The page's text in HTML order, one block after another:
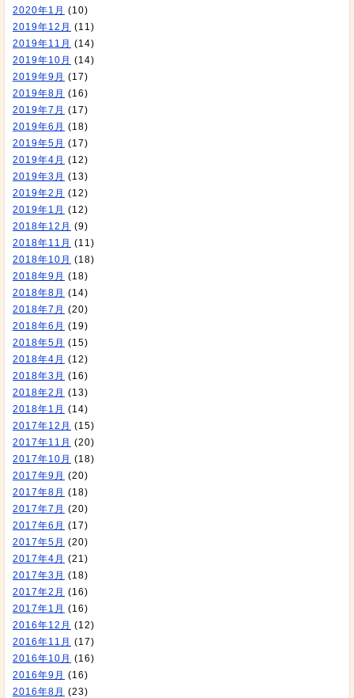
2020年1月 (10)
2019年12月 (11)
2019年11月 (14)
2019年10月 (14)
2019年9月 (17)
2019年8月 (16)
2019年7月 (17)
2019年6月 (18)
2019年5月 (17)
2019年4月 (12)
2019年3月 (13)
2019年2月 (12)
2019年1月 (12)
2018年12月 (9)
2018年11月 (11)
2018年10月 (18)
2018年9月 (18)
2018年8月 (14)
2018年7月 (20)
2018年6月 (19)
2018年5月 (15)
2018年4月 (12)
2018年3月 (16)
2018年2月 (13)
2018年1月 (14)
2017年12月 (15)
2017年11月 (20)
2017年10月 (18)
2017年9月 (20)
2017年8月 (18)
2017年7月 (20)
2017年6月 (17)
2017年5月 (20)
2017年4月 (21)
2017年3月 (18)
2017年2月 (16)
2017年1月 (16)
2016年12月 (12)
2016年11月 (17)
2016年10月 (16)
2016年9月 (16)
2016年8月 (23)